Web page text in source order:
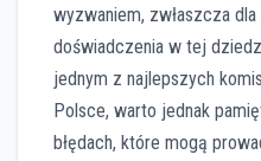
wyzwaniem, zwłaszcza
doświadczenia w tej
jednym z najlepszych
Polsce, warto jednak
błędach, które mogą